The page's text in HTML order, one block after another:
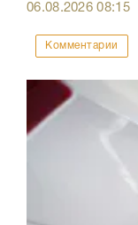
06.08.202608:15
Комментарии